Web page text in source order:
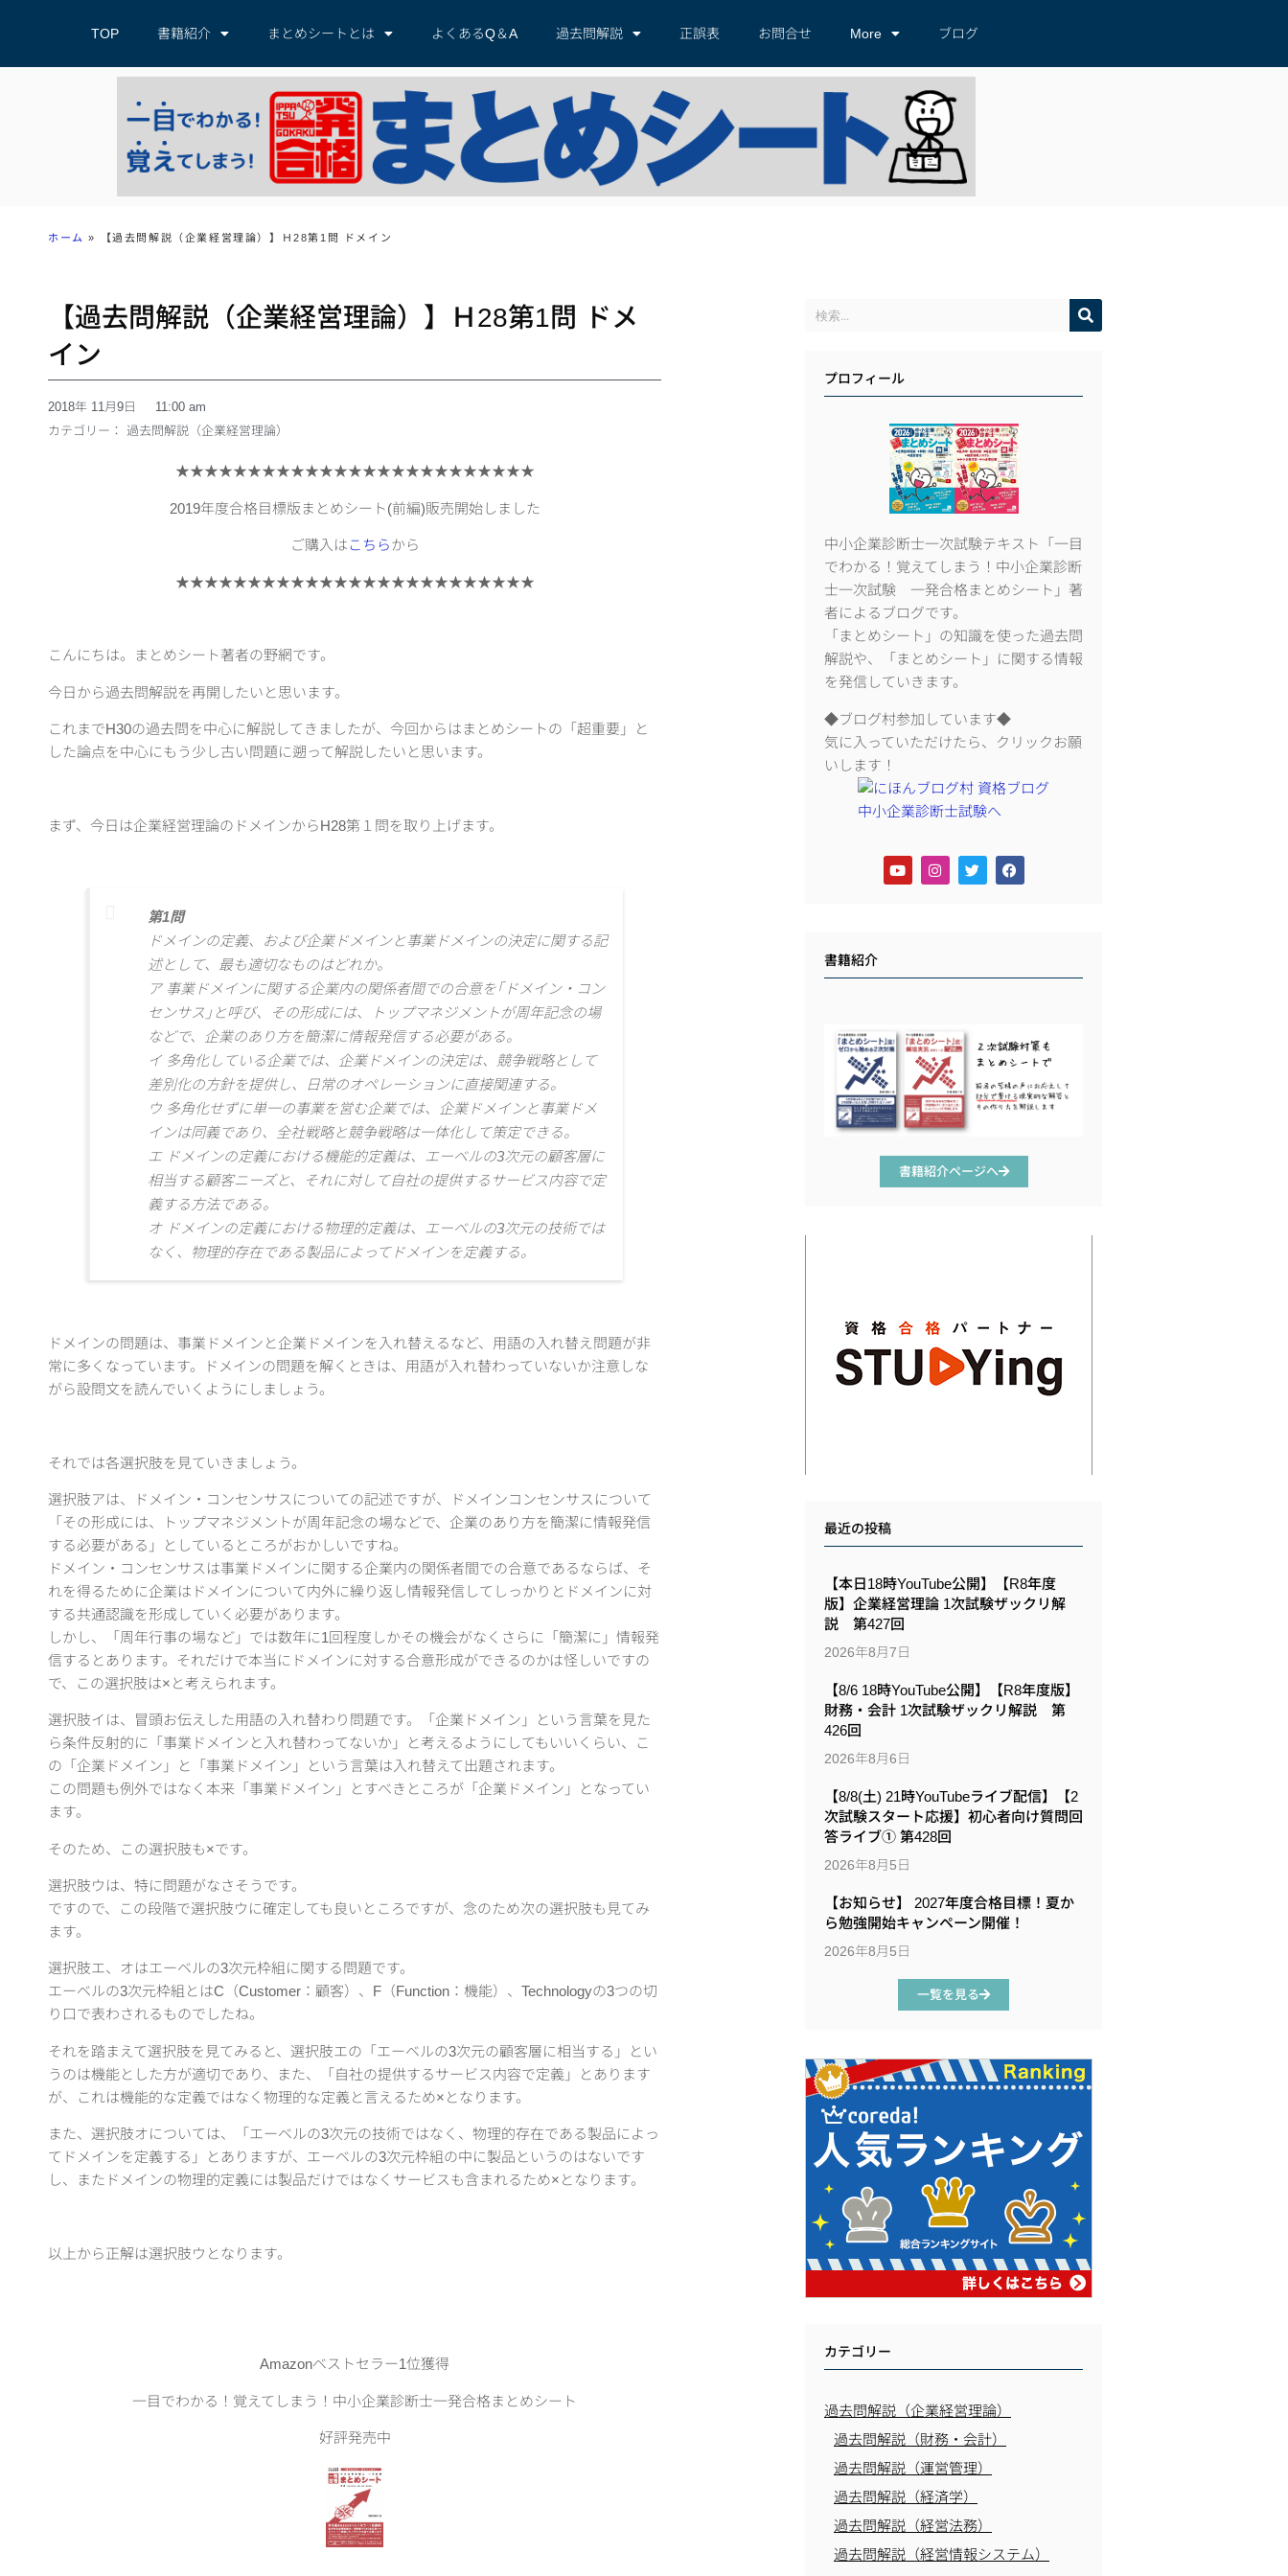
TOP 書籍紹介 まとめシートとは よくあるQ＆A 過去問解説 正誤表 お問合せ More ブログ
ホーム » 【過去問解説（企業経営理論）】Ｈ28第1問 ドメイン
【過去問解説（企業経営理論）】Ｈ28第1問 ドメ
イン
2018年 11月9日
11:00 am
カテゴリー： 過去問解説（企業経営理論）
★★★★★★★★★★★★★★★★★★★★★★★★★
2019年度合格目標版まとめシート(前編)販売開始しました
ご購入はこちらから
★★★★★★★★★★★★★★★★★★★★★★★★★
こんにちは。まとめシート著者の野網です。
今日から過去問解説を再開したいと思います。
これまでH30の過去問を中心に解説してきましたが、今回からはまとめシートの「超重要」と
した論点を中心にもう少し古い問題に遡って解説したいと思います。
まず、今日は企業経営理論のドメインからH28第１問を取り上げます。
第1問
ドメインの定義、および企業ドメインと事業ドメインの決定に関する記
述として、最も適切なものはどれか。
ア 事業ドメインに関する企業内の関係者間での合意を｢ドメイン・コン
センサス｣と呼び、その形成には、トップマネジメントが周年記念の場
などで、企業のあり方を簡潔に情報発信する必要がある。
イ 多角化している企業では、企業ドメインの決定は、競争戦略として
差別化の方針を提供し、日常のオペレーションに直接関連する。
ウ 多角化せずに単一の事業を営む企業では、企業ドメインと事業ドメ
インは同義であり、全社戦略と競争戦略は一体化して策定できる。
エ ドメインの定義における機能的定義は、エーベルの3次元の顧客層に
相当する顧客ニーズと、それに対して自社の提供するサービス内容で定
義する方法である。
オ ドメインの定義における物理的定義は、エーベルの3次元の技術では
なく、物理的存在である製品によってドメインを定義する。
ドメインの問題は、事業ドメインと企業ドメインを入れ替えるなど、用語の入れ替え問題が非
常に多くなっています。ドメインの問題を解くときは、用語が入れ替わっていないか注意しな
がら設問文を読んでいくようにしましょう。
それでは各選択肢を見ていきましょう。
選択肢アは、ドメイン・コンセンサスについての記述ですが、ドメインコンセンサスについて
「その形成には、トップマネジメントが周年記念の場などで、企業のあり方を簡潔に情報発信
する必要がある」としているところがおかしいですね。
ドメイン・コンセンサスは事業ドメインに関する企業内の関係者間での合意であるならば、そ
れを得るために企業はドメインについて内外に繰り返し情報発信してしっかりとドメインに対
する共通認識を形成していく必要があります。
しかし、「周年行事の場など」では数年に1回程度しかその機会がなくさらに「簡潔に」情報発
信するとあります。それだけで本当にドメインに対する合意形成ができるのかは怪しいですの
で、この選択肢は×と考えられます。
選択肢イは、冒頭お伝えした用語の入れ替わり問題です。「企業ドメイン」という言葉を見た
ら条件反射的に「事業ドメインと入れ替わってないか」と考えるようにしてもいいくらい、こ
の「企業ドメイン」と「事業ドメイン」という言葉は入れ替えて出題されます。
この問題も例外ではなく本来「事業ドメイン」とすべきところが「企業ドメイン」となってい
ます。
そのため、この選択肢も×です。
選択肢ウは、特に問題がなさそうです。
ですので、この段階で選択肢ウに確定しても良いところですが、念のため次の選択肢も見てみ
ます。
選択肢エ、オはエーベルの3次元枠組に関する問題です。
エーベルの3次元枠組とはC（Customer：顧客）、F（Function：機能）、Technologyの3つの切
り口で表わされるものでしたね。
それを踏まえて選択肢を見てみると、選択肢エの「エーベルの3次元の顧客層に相当する」とい
うのは機能とした方が適切であり、また、「自社の提供するサービス内容で定義」とあります
が、これは機能的な定義ではなく物理的な定義と言えるため×となります。
また、選択肢オについては、「エーベルの3次元の技術ではなく、物理的存在である製品によっ
てドメインを定義する」とありますが、エーベルの3次元枠組の中に製品というのはないです
し、またドメインの物理的定義には製品だけではなくサービスも含まれるため×となります。
以上から正解は選択肢ウとなります。
Amazonベストセラー1位獲得
一目でわかる！覚えてしまう！中小企業診断士一発合格まとめシート
好評発売中
プロフィール
中小企業診断士一次試験テキスト「一目
でわかる！覚えてしまう！中小企業診断
士一次試験 一発合格まとめシート」著
者によるブログです。
「まとめシート」の知識を使った過去問
解説や、「まとめシート」に関する情報
を発信していきます。
◆ブログ村参加しています◆
気に入っていただけたら、クリックお願
いします！
書籍紹介
書籍紹介ページへ
最近の投稿
【本日18時YouTube公開】【R8年度
版】企業経営理論 1次試験ザックリ解
説 第427回
2026年8月7日
【8/6 18時YouTube公開】【R8年度版】
財務・会計 1次試験ザックリ解説 第
426回
2026年8月6日
【8/8(土) 21時YouTubeライブ配信】【2
次試験スタート応援】初心者向け質問回
答ライブ① 第428回
2026年8月5日
【お知らせ】 2027年度合格目標！夏か
ら勉強開始キャンペーン開催！
2026年8月5日
一覧を見る
カテゴリー
過去問解説（企業経営理論）
過去問解説（財務・会計）
過去問解説（運営管理）
過去問解説（経済学）
過去問解説（経営法務）
過去問解説（経営情報システム）